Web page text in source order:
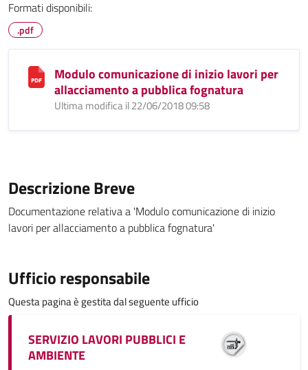
Formati disponibili:
.pdf
Modulo comunicazione di inizio lavori per
allacciamento a pubblica fognatura
Ultima modifica il 22/06/2018 09:58
Descrizione Breve
Documentazione relativa a 'Modulo comunicazione di inizio
lavori per allacciamento a pubblica fognatura'
Ufficio responsabile
Questa pagina è gestita dal seguente ufficio
SERVIZIO LAVORI PUBBLICI E
AMBIENTE